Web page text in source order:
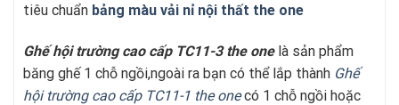
tiêu chuẩn bảng màu vải nỉ nội thất the one
Ghế hội trường cao cấp TC11-3 the onelà sản phẩm
băng ghế 1 chỗ ngồi,ngoài ra bạn có thể lắp thành Ghế
hội trường cao cấp TC11-1 the one có 1 chỗ ngồi hoặc